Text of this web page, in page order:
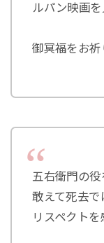
ルパン映画を
御冥福をお祈
五右衛門の役
敢えて死去
リスペクトを